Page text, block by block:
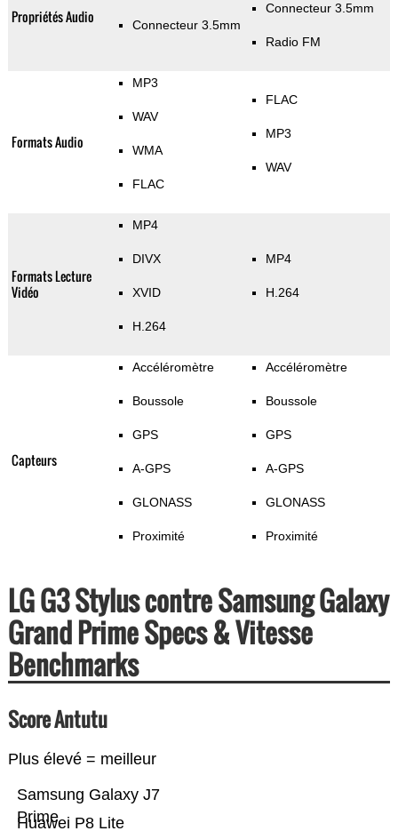
Propriétés Audio Connecteur 3.5mm
Connecteur 3.5mm
Radio FM
Formats Audio
MP3
WAV
WMA
FLAC
FLAC
MP3
WAV
Formats Lecture
Vidéo
MP4
DIVX
XVID
H.264
MP4
H.264
Capteurs
Accéléromètre
Boussole
GPS
A-GPS
GLONASS
Proximité
Accéléromètre
Boussole
GPS
A-GPS
GLONASS
Proximité
LG G3 Stylus contre Samsung Galaxy
Grand Prime Specs & Vitesse
Benchmarks
Score Antutu
Plus élevé = meilleur
Huawei P8 Lite
Samsung Galaxy J7
Prime